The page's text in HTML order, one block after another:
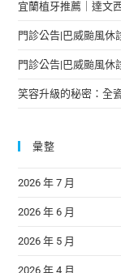
宜蘭植牙推薦｜達文
門診公告|巴威颱風休
門診公告|巴威颱風休
笑容升級的秘密：全
彙整
2026 年 7 月
2026 年 6 月
2026 年 5 月
2026 年 4 月